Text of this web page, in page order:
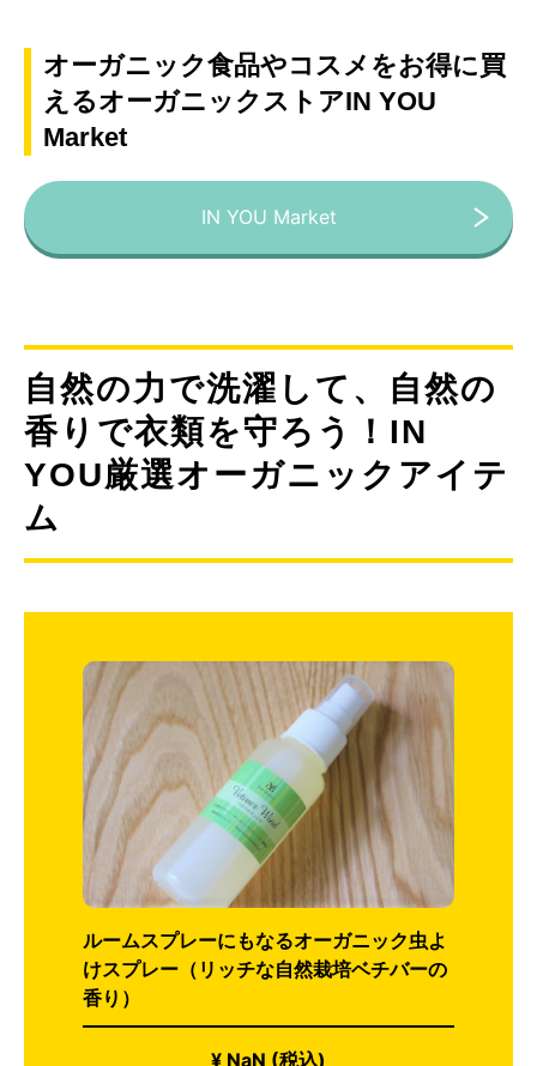
オーガニック食品やコスメをお得に買
えるオーガニックストアIN YOU
Market
IN YOU Market
自然の力で洗濯して、自然の
香りで衣類を守ろう！IN
YOU厳選オーガニックアイテ
ム
ルームスプレーにもなるオーガニック虫よ
けスプレー（リッチな自然栽培ベチバーの
香り）
¥ NaN (税込)